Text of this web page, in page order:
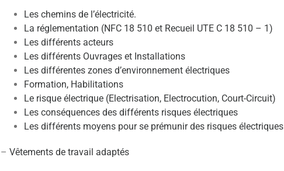
Les chemins de l’électricité.
La réglementation (NFC 18 510 et Recueil UTE C 18 510 – 1)
Les différents acteurs
Les différents Ouvrages et Installations
Les différentes zones d’environnement électriques
Formation, Habilitations
Le risque électrique (Electrisation, Electrocution, Court-Circuit)
Les conséquences des différents risques électriques
Les différents moyens pour se prémunir des risques électriques
– Vêtements de travail adaptés